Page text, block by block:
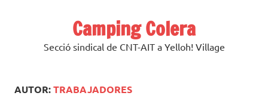
Camping Colera
Secció sindical de CNT-AIT a Yelloh! Village
AUTOR:TRABAJADORES